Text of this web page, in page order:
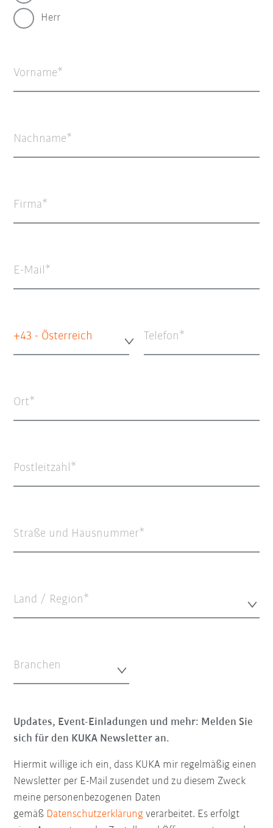
Herr
Vorname
Nachname
Firma
E-Mail
+43 - Österreich Telefon
Ort
Postleitzahl
Straße und Hausnummer
Land / Region*
Branchen
Updates, Event-Einladungen und mehr: Melden Sie
sich für den KUKA Newsletter an.
Hiermit willige ich ein, dass KUKA mir regelmäßig einen
Newsletter per E-Mail zusendet und zu diesem Zweck
meine personenbezogenen Daten
gemäß Datenschutzerklärung verarbeitet. Es erfolgt